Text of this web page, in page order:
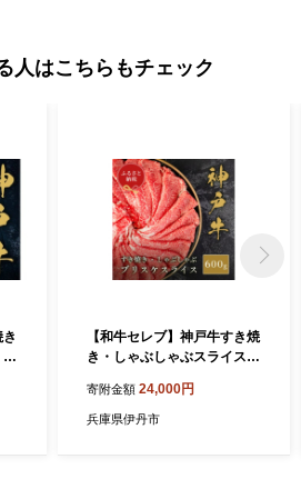
人はこちらもチェック
6
【和牛セレブ】神戸牛すき焼
き・しゃぶしゃぶスライス
牛 国産 ブランド牛 すき焼 し
ゃぶしゃぶ 神戸ビーフ[№52
寄附金額 24,000円
兵庫県伊丹市